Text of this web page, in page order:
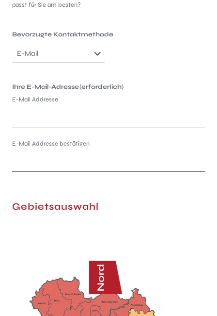
passt für Sie am besten?
Bevorzugte Kontaktmethode
Ihre E-Mail-Adresse(erforderlich)
E-Mail Addresse
E-Mail Addresse bestätigen
Gebietsauswahl